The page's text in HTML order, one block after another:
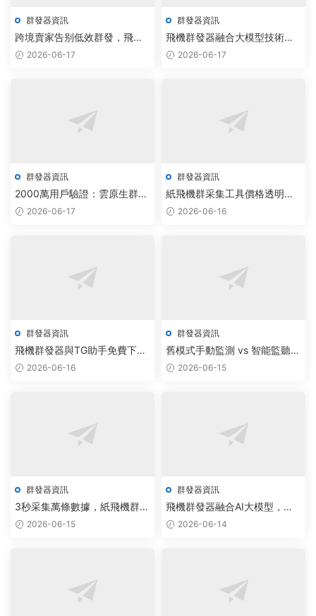
群發器資訊
跨境賣家告别低效群發，飛機
群發器與TG腳本實現3倍轉化
2026-06-17
群發器資訊
飛機群發器融合大模型技術，
實現智能調度效率提升30%
2026-06-17
群發器資訊
2000萬用戶驗證：雲原生群發
器重構社交分發效率
2026-06-17
群發器資訊
紙飛機群采集工具價格透明
化，拉人網頁版采購激活300%
2026-06-16
群發器資訊
飛機群發器與TG助手免費下
載：智能化通信工具重塑行業
2026-06-16
群發器資訊
舊模式手動監測 vs 智能監聽腳
本：飛機群發器工作室如何提
2026-06-15
群發器資訊
3秒采集萬條數據，紙飛機群發
器助你批量加群獲客
2026-06-15
群發器資訊
飛機群發器融合AI大模型，
Telegram批量私信系統采購效
2026-06-14